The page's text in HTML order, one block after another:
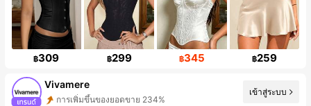
฿309 ฿299 ฿345 ฿259
Vivamere
การเพิ่มขึ้นของผู้ติดตาม 625%
เข้าสู่ระบบ